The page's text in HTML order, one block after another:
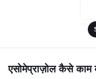
एसोमेप्राज़ोल कैसे काम